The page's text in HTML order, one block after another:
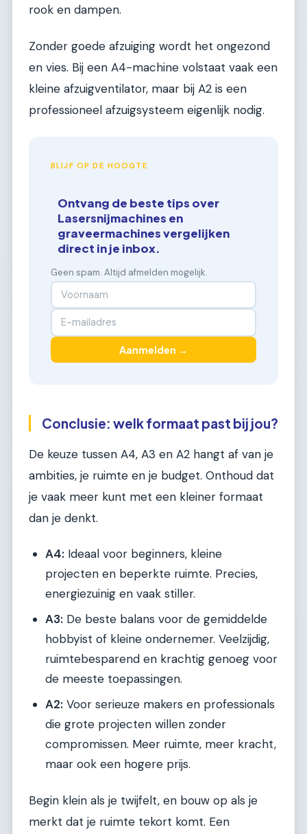
rook en dampen.
Zonder goede afzuiging wordt het ongezond
en vies. Bij een A4-machine volstaat vaak een
kleine afzuigventilator, maar bij A2 is een
professioneel afzuigsysteem eigenlijk nodig.
BLIJF OP DE HOOGTE
Ontvang de beste tips over
Lasersnijmachines en
graveermachines vergelijken
direct in je inbox.
Geen spam. Altijd afmelden mogelijk.
Aanmelden →
Conclusie: welk formaat past bij jou?
De keuze tussen A4, A3 en A2 hangt af van je
ambities, je ruimte en je budget. Onthoud dat
je vaak meer kunt met een kleiner formaat
dan je denkt.
A4: Ideaal voor beginners, kleine
projecten en beperkte ruimte. Precies,
energiezuinig en vaak stiller.
A3: De beste balans voor de gemiddelde
hobbyist of kleine ondernemer. Veelzijdig,
ruimtebesparend en krachtig genoeg voor
de meeste toepassingen.
A2: Voor serieuze makers en professionals
die grote projecten willen zonder
compromissen. Meer ruimte, meer kracht,
maar ook een hogere prijs.
Begin klein als je twijfelt, en bouw op als je
merkt dat je ruimte tekort komt. Een